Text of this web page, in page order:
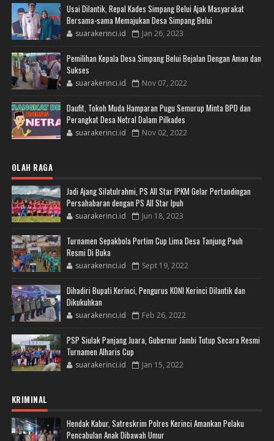
Usai Dilantik, Repal Kades Simpang Belui Ajak Masyarakat
Bersama-sama Memajukan Desa Simpang Belui
suarakerinci.id Jan 26, 2023
Pemilihan Kepala Desa Simpang Belui Bejalan Dengan Aman dan
Sukses
suarakerinci.id Nov 07, 2022
Daufit, Tokoh Muda Hamparan Pugu Semurup Minta BPD dan
Perangkat Desa Netral Dalam Pilkades
suarakerinci.id Nov 02, 2022
OLAH RAGA
Jadi Ajang Silatulrahmi, PS All Star IPKM Gelar Pertandingan
Persahabaran dengan PS All Star Ipuh
suarakerinci.id Jun 18, 2023
Turnamen Sepakbola Portim Cup Lima Desa Tanjung Pauh
Resmi Di Buka
suarakerinci.id Sept 19, 2022
Dihadiri Bupati Kerinci, Pengurus KONI Kerinci Dilantik dan
Dikukuhkan
suarakerinci.id Feb 26, 2022
PSP Siulak Panjang Juara, Gubernur Jambi Tutup Secara Resmi
Turnamen Alharis Cup
suarakerinci.id Jan 15, 2022
KRIMINAL
Hendak Kabur, Satreskrim Polres Kerinci Amankan Pelaku
Pencabulan Anak Dibawah Umur